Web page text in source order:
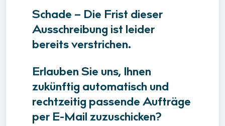
Schade – Die Frist dieser
Ausschreibung ist leider
bereits verstrichen.
Erlauben Sie uns, Ihnen
zukünftig automatisch und
rechtzeitig passende Aufträge
per E-Mail zuzuschicken?